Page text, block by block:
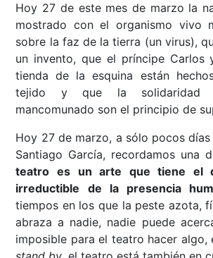
Hoy 27 de este mes de marzo la
mostrado con el organismo vivo
sobre la faz de la tierra (un virus),
un invento, que el príncipe Carlos
tienda de la esquina están
tejido y que la
mancomunado son el principio de
Hoy 27 de marzo, a sólo pocos
Santiago García, recordamos una
teatro es un arte que tiene el
irreductible de la presencia
tiempos en los que la peste azota,
abraza a nadie, nadie puede
imposible para el teatro hacer algo,